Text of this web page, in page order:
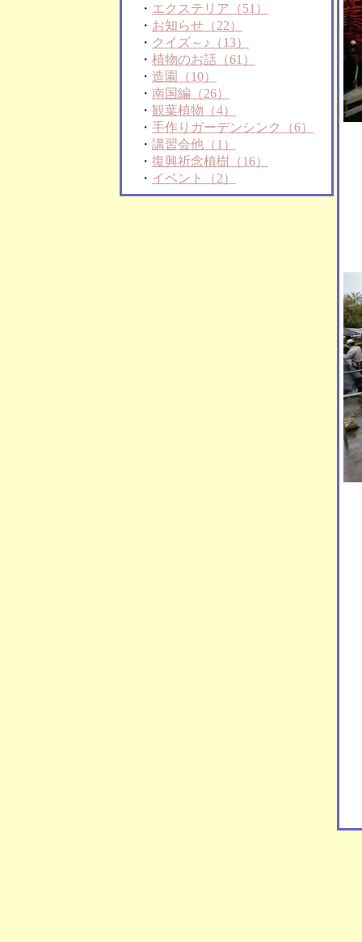
・ エクステリア（51）
・ お知らせ（22）
・ クイズ～♪（13）
・ 植物のお話（61）
・ 造園（10）
・ 南国編（26）
・ 観葉植物（4）
・ 手作りガーデンシンク（6）
・ 講習会他（1）
・ 復興祈念植樹（16）
・ イベント（2）